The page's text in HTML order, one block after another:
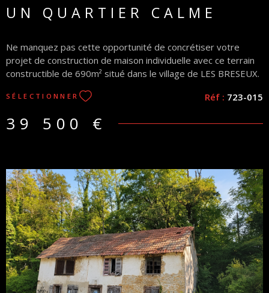
UN QUARTIER CALME
Ne manquez pas cette opportunité de concrétiser votre
projet de construction de maison individuelle avec ce terrain
constructible de 690m² situé dans le village de LES BRESEUX.
viabilisation sont faciles d'accès, belle exposition et
N'hésitez pas à nous contacter pour plus de renseignements.
SÉLECTIONNER Réf : 723-015
39 500 €
VOIR LE BIEN